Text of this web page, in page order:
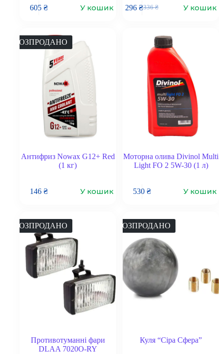
605 ₴ У кошик 336₴
Оригінальна
296₴Поточна
У кошик
РОЗПРОДАНО
Антифриз Nowax G12+ Red
(1 кг)
146 ₴ У кошик
Моторна олива Divinol Multi
Light FO 2 5W-30 (1 л)
530 ₴ У кошик
РОЗПРОДАНО
Противотуманні фари
DLAA 7020O-RY
РОЗПРОДАНО
Куля “Сіра Сфера”